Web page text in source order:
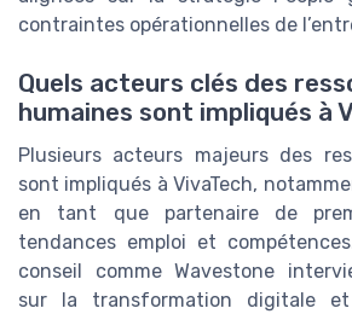
contraintes opérationnelles de
Quels acteurs clés des
humaines sont impliqués à
Plusieurs acteurs majeurs des
sont impliqués à VivaTech,
en tant que partenaire de
tendances emploi et
conseil comme Wavestone
sur la transformation digitale et